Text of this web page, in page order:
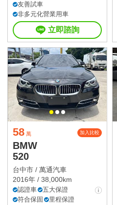
友善試車
非多元化營業用車
立即諮詢
58 萬 加入比較
BMW
520
台中市 / 萬通汽車
2016年 / 38,000km
認證車
五大保證
符合保固
里程保證